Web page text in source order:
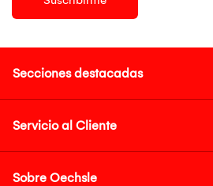
Secciones destacadas
Servicio al Cliente
Sobre Oechsle